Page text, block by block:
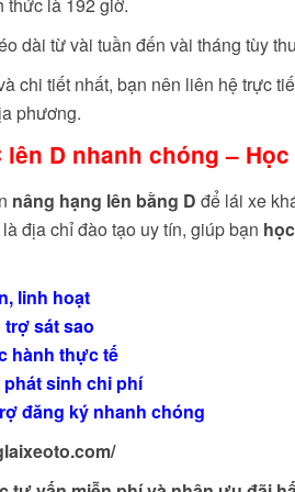
dài từ vài tuần đến vài tháng tùy
chi tiết nhất, bạn nên liên hệ trực
phương.
lên D nhanh chóng –
nâng hạng lên bằng D để lái xe
là địa chỉ đào tạo uy tín, giúp bạn
linh hoạt
trợ sát sao
hành thực tế
sinh chi phí
đăng ký nhanh chóng